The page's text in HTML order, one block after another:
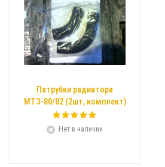
Патрубки радиатора
МТЗ-80/82 (2шт, комплект)
Нет в наличии